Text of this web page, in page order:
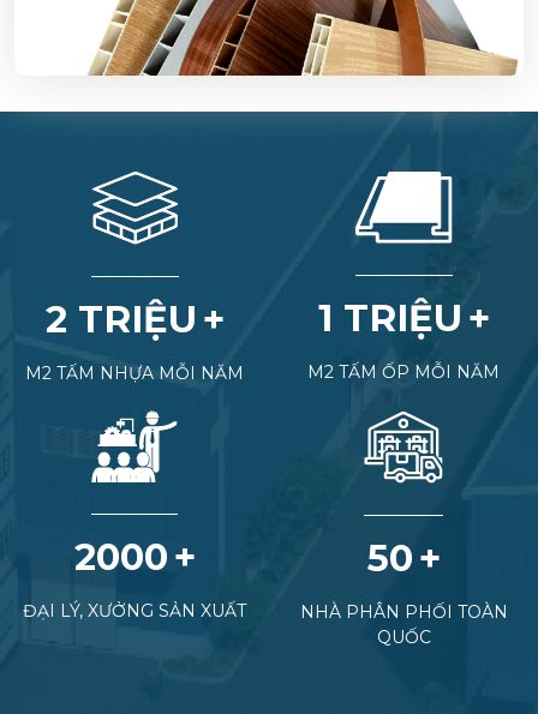
2 TRIỆU
M2 TẤM NHỰA MỖI NĂM
1 TRIỆU
M2 TẤM ỐP MỖI NĂM
2000
ĐẠI LÝ, XƯỞNG SẢN XUẤT
50
NHÀ PHÂN PHỐI TOÀN
QUỐC